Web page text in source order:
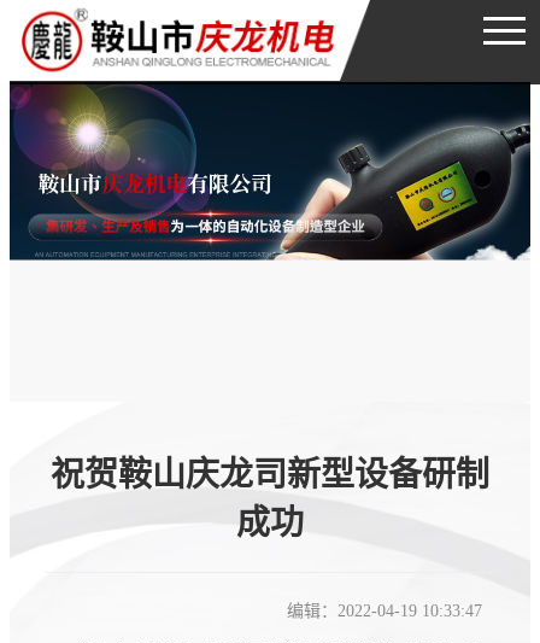
首页
公司简介
产品展示
服务支持
联系我们
祝贺鞍山庆龙司新型设备研制
成功
编辑：2022-04-19 10:33:47